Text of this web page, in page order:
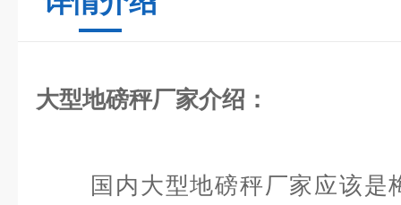
大型地磅秤厂家介绍：
国内大型地磅秤厂家应该是